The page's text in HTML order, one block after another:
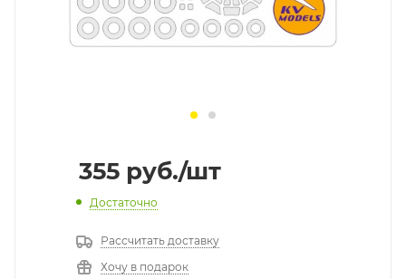
355 руб./шт
Достаточно
Рассчитать доставку
Хочу в подарок